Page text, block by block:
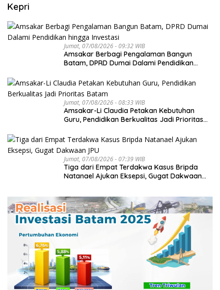
Kepri
Jumat, 07/08/2026 - 09:32 WIB
Amsakar Berbagi Pengalaman Bangun
Batam, DPRD Dumai Dalami Pendidikan
Jumat, 07/08/2026 - 08:33 WIB
Amsakar-Li Claudia Petakan Kebutuhan
Guru, Pendidikan Berkualitas Jadi Prioritas
Jumat, 07/08/2026 - 07:39 WIB
Tiga dari Empat Terdakwa Kasus Bripda
Natanael Ajukan Eksepsi, Gugat Dakwaan